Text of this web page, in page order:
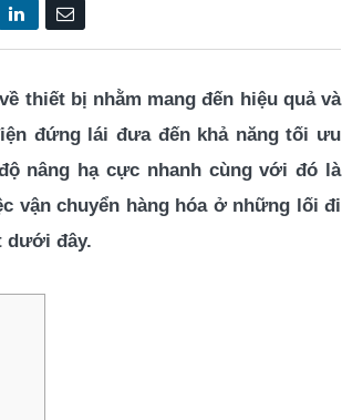
Pinterest LinkedIn
thiết bị nhằm mang đến hiệu quả và
đứng lái đưa đến khả năng tối ưu
nâng hạ cực nhanh cùng với đó là
vận chuyển hàng hóa ở những lối đi
dưới đây.